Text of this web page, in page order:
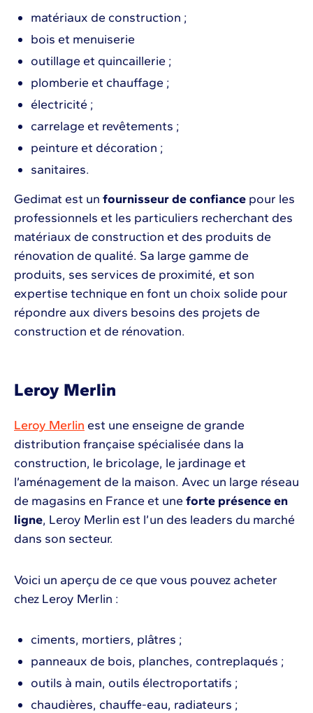
matériaux de construction ;
bois et menuiserie
outillage et quincaillerie ;
plomberie et chauffage ;
électricité ;
carrelage et revêtements ;
peinture et décoration ;
sanitaires.
Gedimat est un fournisseur de confiance pour les
professionnels et les particuliers recherchant des
matériaux de construction et des produits de
rénovation de qualité. Sa large gamme de
produits, ses services de proximité, et son
expertise technique en font un choix solide pour
répondre aux divers besoins des projets de
construction et de rénovation.
Leroy Merlin
Leroy Merlin est une enseigne de grande
distribution française spécialisée dans la
construction, le bricolage, le jardinage et
l’aménagement de la maison. Avec un large réseau
de magasins en France et une forte présence en
ligne, Leroy Merlin est l’un des leaders du marché
dans son secteur.
Voici un aperçu de ce que vous pouvez acheter
chez Leroy Merlin :
ciments, mortiers, plâtres ;
panneaux de bois, planches, contreplaqués ;
outils à main, outils électroportatifs ;
chaudières, chauffe-eau, radiateurs ;